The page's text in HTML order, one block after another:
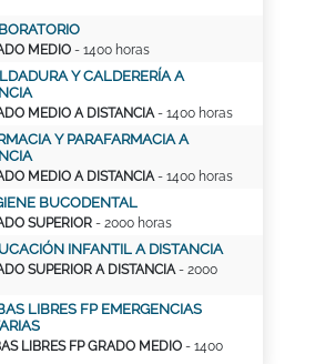
MEDIO - 1400 horas
Y CALDERERÍA A
MEDIO A DISTANCIA- 1400 horas
Y PARAFARMACIA A
MEDIO A DISTANCIA- 1400 horas
BUCODENTAL
SUPERIOR - 2000 horas
INFANTIL A DISTANCIA
SUPERIOR A DISTANCIA- 2000
LIBRES FP EMERGENCIAS
LIBRES FP GRADO MEDIO - 1400